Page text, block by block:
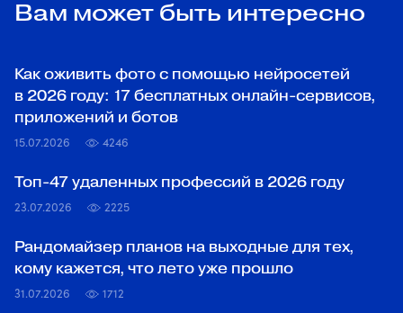
Вам может быть интересно
Как оживить фото с помощью нейросетей
в 2026 году: 17 бесплатных онлайн-сервисов,
приложений и ботов
15.07.2026 4246
Топ‑47 удаленных профессий в 2026 году
23.07.2026 2225
Рандомайзер планов на выходные для тех,
кому кажется, что лето уже прошло
31.07.2026 1712